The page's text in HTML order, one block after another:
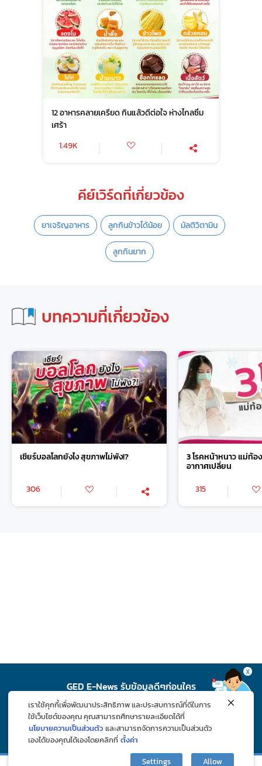
12 อาหารคลายเครียด กินแล้วดีต่อใจ ห่างไกลซึม
เศร้า
1.49K
คีย์เวิร์ดที่เกี่ยวข้อง
ยาเจริญอาหาร ลูกกินข้าวได้น้อย มัลติวิตามิน
ลูกกินยาก
บทความที่เกี่ยวข้อง
เชียร์บอลโลกยังไง สุขภาพไม่พัง!?
306
3 โรคหน้าหนาว แม่ท้อ
อากาศเปลี่ยน
315
GED E-News รับข้อมูลดีๆก่อนใคร
X
เราใช้คุกกี้เพื่อพัฒนาประสิทธิภาพ และประสบการณ์ที่ดีในการ
ใช้เว็บไซต์ของคุณ คุณสามารถศึกษารายละเอียดได้ที่
นโยบายความเป็นส่วนตัว และสามารถจัดการความเป็นส่วนตัว
เองได้ของคุณได้เองโดยคลิกที่ ตั้งค่า
Settings
Allow